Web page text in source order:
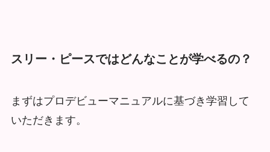
スリー・ピースではどんなことが学べるの？
まずはプロデビューマニュアルに基づき学習して
いただきます。